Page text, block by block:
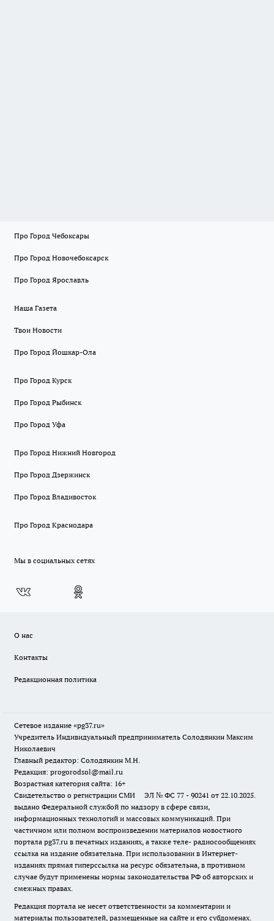
Про Город Чебоксары
Про Город Новочебоксарск
Про Город Ярославль
Наша Газета
Твои Новости
Про Город Йошкар-Ола
Про Город Курск
Про Город Рыбинск
Про Город Уфа
Про Город Нижний Новгород
Про Город Дзержинск
Про Город Владивосток
Про Город Краснодара
Мы в социальных сетях
О нас
Контакты
Редакционная политика
Сетевое издание «pg37.ru»
Учредитель Индивидуальный предприниматель Солодянкин Максим
Николаевич
Главный редактор: Солодянкин М.Н.
Редакция: progorodsol@mail.ru
Возрастная категория сайта: 16+
Свидетельство о регистрации СМИ ЭЛ № ФС 77 - 90241 от 22.10.2025.
выдано Федеральной службой по надзору в сфере связи,
информационных технологий и массовых коммуникаций. При
частичном или полном воспроизведении материалов новостного
портала pg37.ru в печатных изданиях, а также теле- радиосообщениях
ссылка на издание обязательна. При использовании в Интернет-
изданиях прямая гиперссылка на ресурс обязательна, в противном
случае будут применены нормы законодательства РФ об авторских и
смежных правах.
Редакция портала не несет ответственности за комментарии и
материалы пользователей, размещенные на сайте и его субдоменах.